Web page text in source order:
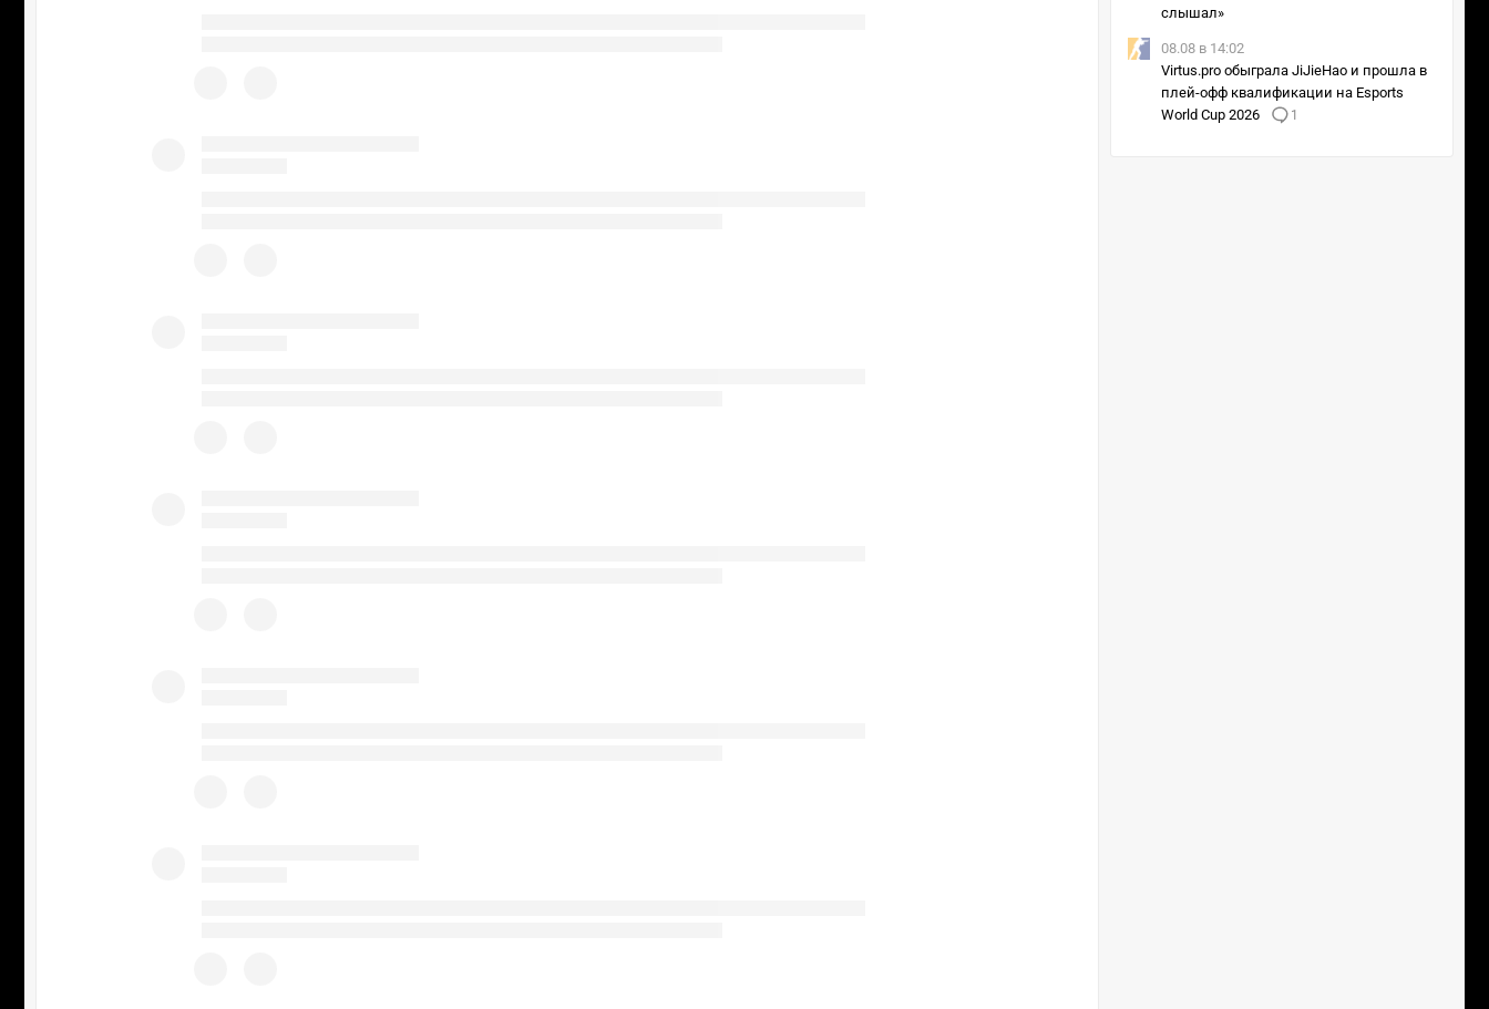
слышал»
08.08 в 14:02
Virtus.pro обыграла JiJieHao и прошла в
плей-офф квалификации на Esports
World Cup 2026
1